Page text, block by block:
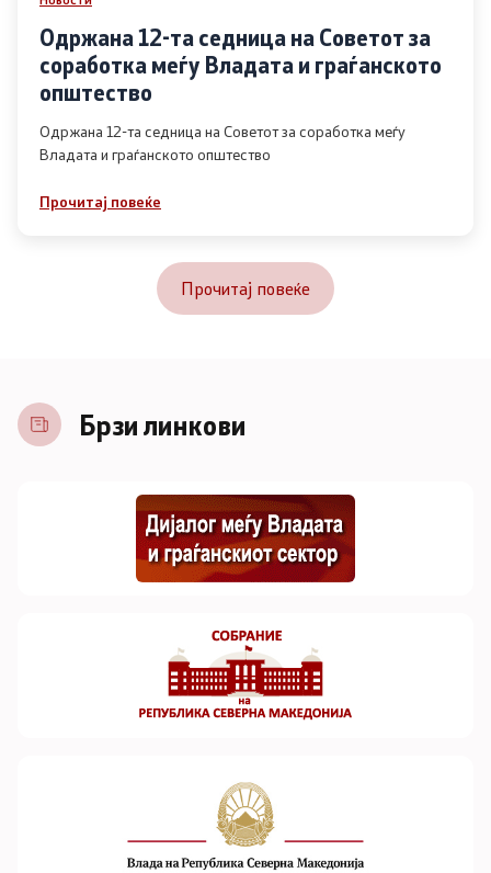
Одржана 12-та седница на Советот за
соработка меѓу Владата и граѓанското
општество
Одржана 12-та седница на Советот за соработка меѓу
Владата и граѓанското општество
Прочитај повеќе
Прочитај повеќе
Брзи линкови